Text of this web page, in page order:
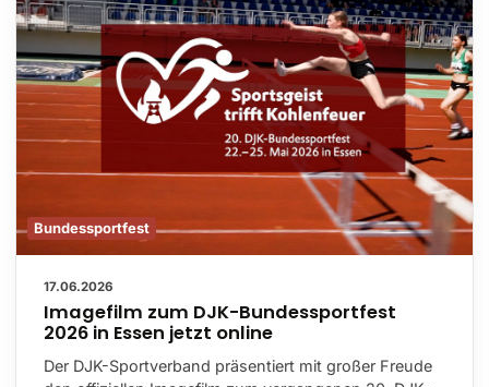
Bundessportfest
17.06.2026
Imagefilm zum DJK-Bundessportfest 2026
in Essen jetzt online
Der DJK-Sportverband präsentiert mit großer Freude